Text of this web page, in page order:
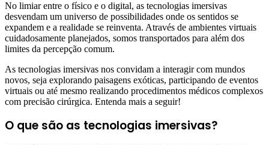
No limiar entre o físico e o digital, as tecnologias imersivas
desvendam um universo de possibilidades onde os sentidos se
expandem e a realidade se reinventa. Através de ambientes virtuais
cuidadosamente planejados, somos transportados para além dos
limites da percepção comum.
As tecnologias imersivas nos convidam a interagir com mundos
novos, seja explorando paisagens exóticas, participando de eventos
virtuais ou até mesmo realizando procedimentos médicos complexos
com precisão cirúrgica. Entenda mais a seguir!
O que são as tecnologias imersivas?